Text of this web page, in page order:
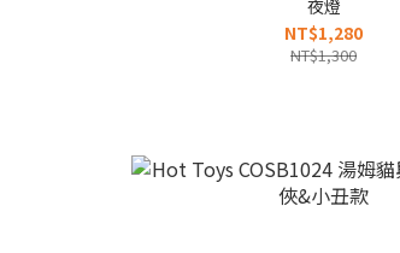
夜燈
NT$1,280
NT$1,300